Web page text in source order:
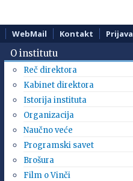
WebMail Kontakt Prijava
O institutu
Reč direktora
Kabinet direktora
Istorija instituta
Organizacija
Naučno veće
Programski savet
Brošura
Film o Vinči